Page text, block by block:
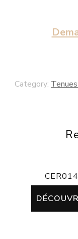
Category:
CER014